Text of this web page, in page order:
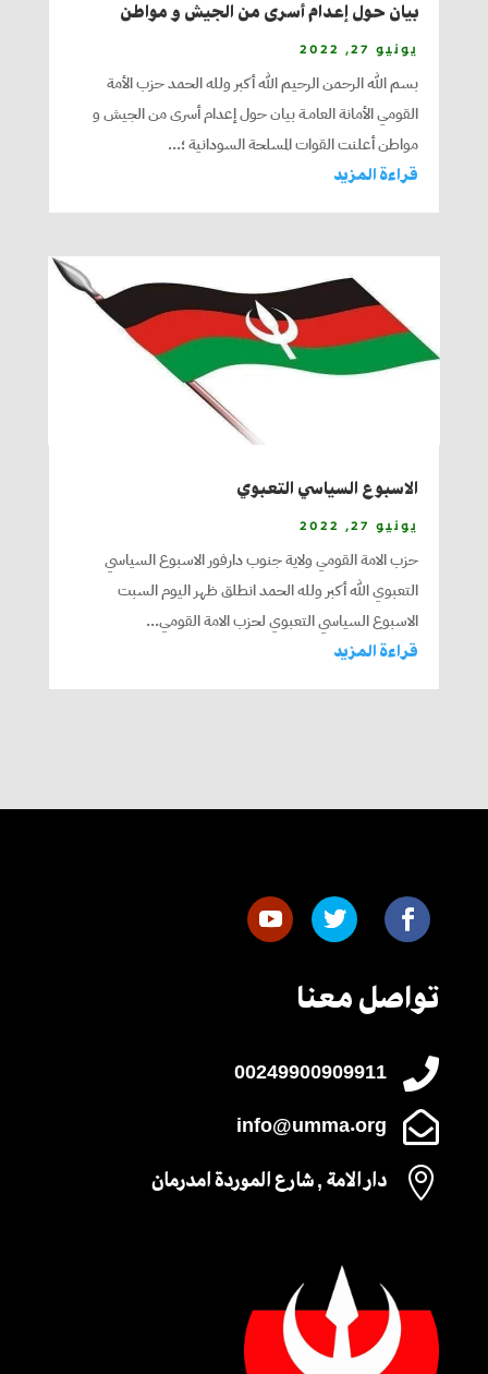
بيان حول إعدام أسرى من الجيش و مواطن
يونيو 27, 2022
بسم الله الرحمن الرحيم الله أكبر ولله الحمد حزب الأمة
القومي الأمانة العامـة بيان حول إعدام أسرى من الجيش و
مواطن أعلنت القوات المسلحة السودانية ؛...
قراءة المزيد
الاسبوع السياسي التعبوي
يونيو 27, 2022
حزب الامة القومي ولاية جنوب دارفور الاسبوع السياسي
التعبوي الله أكبر ولله الحمد انطلق ظهر اليوم السبت
الاسبوع السياسي التعبوي لحزب الامة القومي...
قراءة المزيد
تواصل معنا

00249900909911

info@umma.org
 دار الامة , شارع الموردة امدرمان